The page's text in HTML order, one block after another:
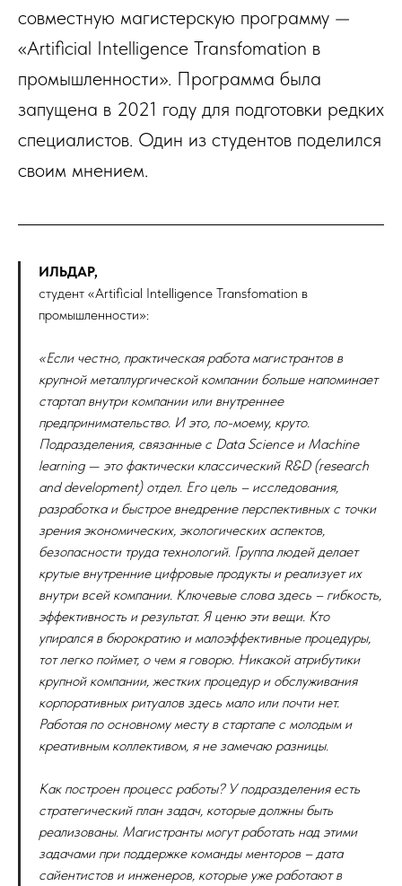
совместную магистерскую программу —
«Artificial Intelligence Transfomation в
промышленности». Программа была
запущена в 2021 году для подготовки редких
специалистов. Один из студентов поделился
своим мнением.
ИЛЬДАР,
студент «Artificial Intelligence Transfomation в
промышленности»:
«Если честно, практическая работа магистрантов в
крупной металлургической компании больше напоминает
стартап внутри компании или внутреннее
предпринимательство. И это, по-моему, круто.
Подразделения, связанные с Data Science и Machine
learning — это фактически классический R&D (research
and development) отдел. Его цель – исследования,
разработка и быстрое внедрение перспективных с точки
зрения экономических, экологических аспектов,
безопасности труда технологий. Группа людей делает
крутые внутренние цифровые продукты и реализует их
внутри всей компании. Ключевые слова здесь – гибкость,
эффективность и результат. Я ценю эти вещи. Кто
упирался в бюрократию и малоэффективные процедуры,
тот легко поймет, о чем я говорю. Никакой атрибутики
крупной компании, жестких процедур и обслуживания
корпоративных ритуалов здесь мало или почти нет.
Работая по основному месту в стартапе с молодым и
креативным коллективом, я не замечаю разницы.
Как построен процесс работы? У подразделения есть
стратегический план задач, которые должны быть
реализованы. Магистранты могут работать над этими
задачами при поддержке команды менторов – дата
сайентистов и инженеров, которые уже работают в